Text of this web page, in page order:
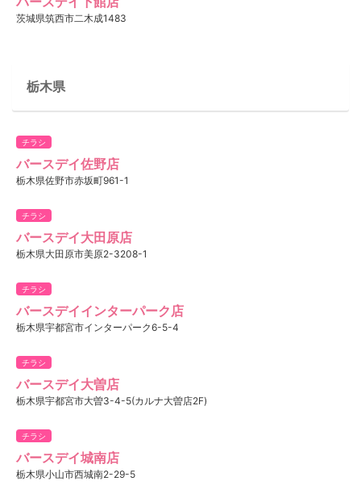
茨城県筑西市二木成1483
栃木県
チラシ
バースデイ佐野店
栃木県佐野市赤坂町961-1
チラシ
バースデイ大田原店
栃木県大田原市美原2-3208-1
チラシ
バースデイインターパーク店
栃木県宇都宮市インターパーク6-5-4
チラシ
バースデイ大曽店
栃木県宇都宮市大曽3-4-5(カルナ大曽店2F)
チラシ
バースデイ城南店
栃木県小山市西城南2-29-5